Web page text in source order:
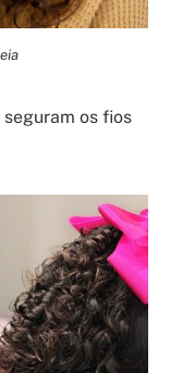
os fios